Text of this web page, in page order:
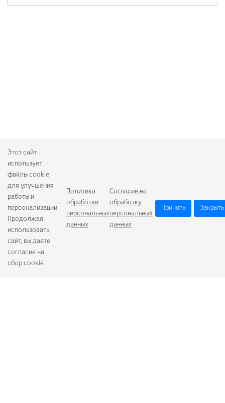
Этот сайт
использует
файлы cookie
для улучшения
работы и
персонализации.
Продолжая
использовать
сайт, вы даете
согласие на
сбор cookie.
Политика
обработки
персональных
данных
Согласие на
обработку
персональных
данных
Принять Закрыть